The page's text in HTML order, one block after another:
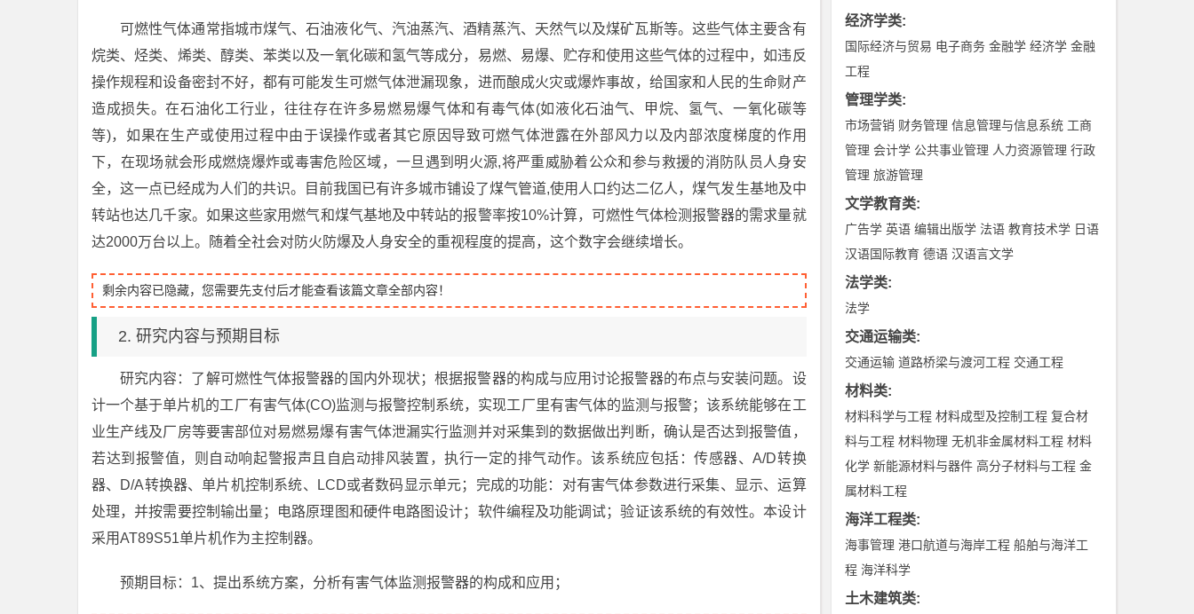
可燃性气体通常指城市煤气、石油液化气、汽油蒸汽、酒精蒸汽、天然气以及煤矿瓦斯等。这些气体主要含有
烷类、烃类、烯类、醇类、苯类以及一氧化碳和氢气等成分，易燃、易爆、贮存和使用这些气体的过程中，如违反
操作规程和设备密封不好，都有可能发生可燃气体泄漏现象，进而酿成火灾或爆炸事故，给国家和人民的生命财产
造成损失。在石油化工行业，往往存在许多易燃易爆气体和有毒气体(如液化石油气、甲烷、氢气、一氧化碳等
等)，如果在生产或使用过程中由于误操作或者其它原因导致可燃气体泄露在外部风力以及内部浓度梯度的作用
下，在现场就会形成燃烧爆炸或毒害危险区域，一旦遇到明火源,将严重威胁着公众和参与救援的消防队员人身安
全，这一点已经成为人们的共识。目前我国已有许多城市铺设了煤气管道,使用人口约达二亿人，煤气发生基地及中
转站也达几千家。如果这些家用燃气和煤气基地及中转站的报警率按10%计算，可燃性气体检测报警器的需求量就
达2000万台以上。随着全社会对防火防爆及人身安全的重视程度的提高，这个数字会继续增长。
剩余内容已隐藏，您需要先支付后才能查看该篇文章全部内容！
2. 研究内容与预期目标
研究内容：了解可燃性气体报警器的国内外现状；根据报警器的构成与应用讨论报警器的布点与安装问题。设
计一个基于单片机的工厂有害气体(CO)监测与报警控制系统，实现工厂里有害气体的监测与报警；该系统能够在工
业生产线及厂房等要害部位对易燃易爆有害气体泄漏实行监测并对采集到的数据做出判断，确认是否达到报警值，
若达到报警值，则自动响起警报声且自启动排风装置，执行一定的排气动作。该系统应包括：传感器、A/D转换
器、D/A转换器、单片机控制系统、LCD或者数码显示单元；完成的功能：对有害气体参数进行采集、显示、运算
处理，并按需要控制输出量；电路原理图和硬件电路图设计；软件编程及功能调试；验证该系统的有效性。本设计
采用AT89S51单片机作为主控制器。
预期目标：1、提出系统方案，分析有害气体监测报警器的构成和应用；
经济学类:
国际经济与贸易 电子商务 金融学 经济学 金融
工程
管理学类:
市场营销 财务管理 信息管理与信息系统 工商
管理 会计学 公共事业管理 人力资源管理 行政
管理 旅游管理
文学教育类:
广告学 英语 编辑出版学 法语 教育技术学 日语
汉语国际教育 德语 汉语言文学
法学类:
法学
交通运输类:
交通运输 道路桥梁与渡河工程 交通工程
材料类:
材料科学与工程 材料成型及控制工程 复合材
料与工程 材料物理 无机非金属材料工程 材料
化学 新能源材料与器件 高分子材料与工程 金
属材料工程
海洋工程类:
海事管理 港口航道与海岸工程 船舶与海洋工
程 海洋科学
土木建筑类: